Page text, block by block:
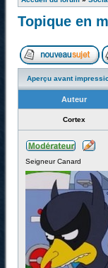
Topique en
Aperçu avant
Auteur
Cortex
Seigneur Canard